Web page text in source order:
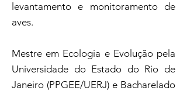
levantamento e monitoramento de
aves.
Mestre em Ecologia e Evolução pela
Universidade do Estado do Rio de
Janeiro (PPGEE/UERJ) e Bacharelado